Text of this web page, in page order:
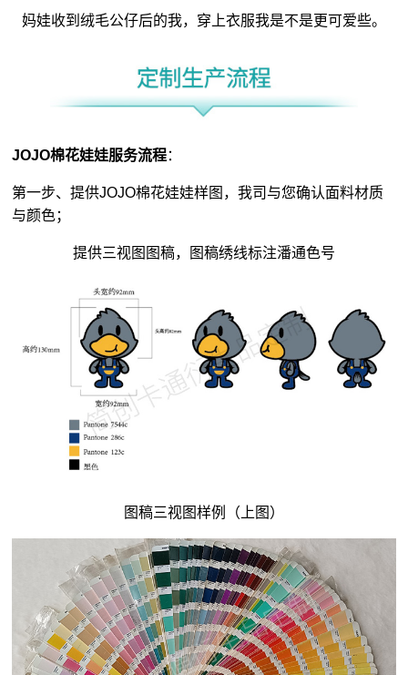
妈娃收到绒毛公仔后的我，穿上衣服我是不是更可爱些。
JOJO棉花娃娃服务流程：
第一步、提供JOJO棉花娃娃样图，我司与您确认面料材质
与颜色；
提供三视图图稿，图稿绣线标注潘通色号
图稿三视图样例（上图）